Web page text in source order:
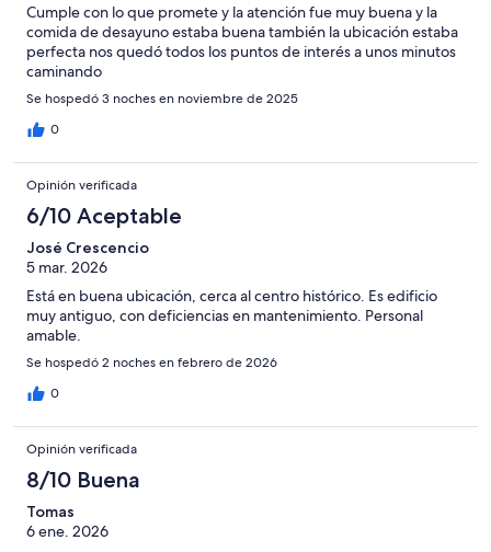
Cumple con lo que promete y la atención fue muy buena y la
comida de desayuno estaba buena también la ubicación estaba
perfecta nos quedó todos los puntos de interés a unos minutos
caminando
Se hospedó 3 noches en noviembre de 2025
0
Opinión verificada
6/10 Aceptable
José Crescencio
5 mar. 2026
Está en buena ubicación, cerca al centro histórico. Es edificio
muy antiguo, con deficiencias en mantenimiento. Personal
amable.
Se hospedó 2 noches en febrero de 2026
0
Opinión verificada
8/10 Buena
Tomas
6 ene. 2026